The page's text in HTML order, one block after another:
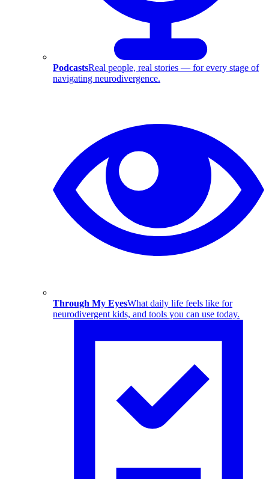
PodcastsReal people, real stories — for every stage of
navigating neurodivergence.
Through My EyesWhat daily life feels like for
neurodivergent kids, and tools you can use today.